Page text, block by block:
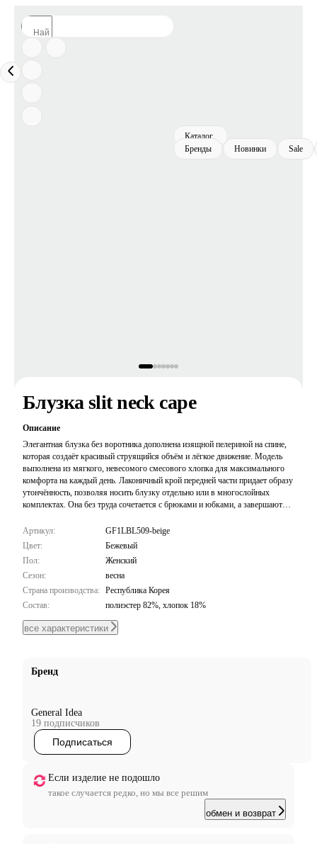
Каталог
Бренды
Новинки Sale
Блузка slit neck cape
Описание
Элегантная блузка без воротника дополнена изящной пелериной на спине,
которая создаёт красивый струящийся объём и лёгкое движение. Модель
выполнена из мягкого, невесомого смесового хлопка для максимального
комфорта на каждый день. Лаконичный крой передней части придает образу
утончённость, позволяя носить блузку отдельно или в многослойных
комплектах. Она без труда сочетается с брюками и юбками, а завершают
Артикул:
GF1LBL509-beige
Цвет:
Бежевый
Пол:
Женский
Сезон:
весна
Страна производства: Республика Корея
Состав:
полиэстер 82%, хлопок 18%
все характеристики
Бренд
General Idea
19 подписчиков
Подписаться
Если изделие не подошло
такое случается редко, но мы все решим
обмен и возврат